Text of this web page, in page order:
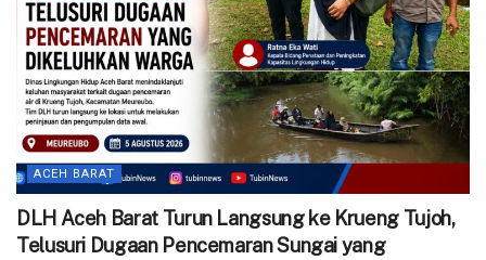
ACEH BARAT
DLH Aceh Barat Turun Langsung ke Krueng Tujoh,
Telusuri Dugaan Pencemaran Sungai yang